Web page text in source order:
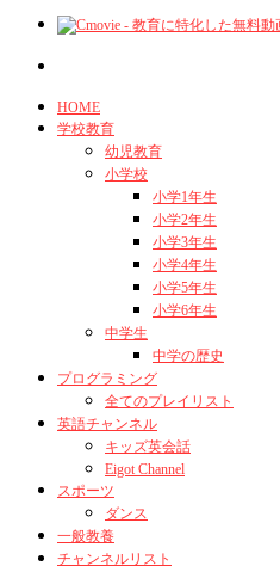
HOME
学校教育
幼児教育
小学校
小学1年生
小学2年生
小学3年生
小学4年生
小学5年生
小学6年生
中学生
中学の歴史
プログラミング
全てのプレイリスト
英語チャンネル
キッズ英会話
Eigot Channel
スポーツ
ダンス
一般教養
チャンネルリスト